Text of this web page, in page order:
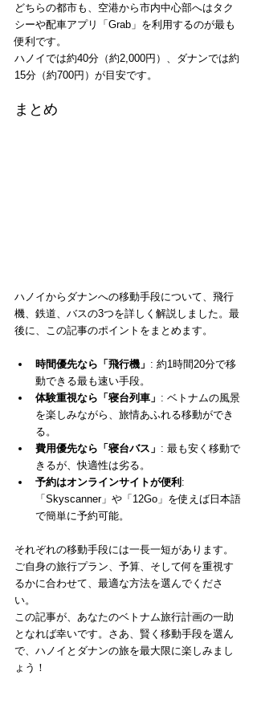
どちらの都市も、空港から市内中心部へはタク
シーや配車アプリ「Grab」を利用するのが最も
便利です。
ハノイでは約40分（約2,000円）、ダナンでは約
15分（約700円）が目安です。
まとめ
ハノイからダナンへの移動手段について、飛行
機、鉄道、バスの3つを詳しく解説しました。最
後に、この記事のポイントをまとめます。
時間優先なら「飛行機」 : 約1時間20分で移
動できる最も速い手段。
体験重視なら「寝台列車」 : ベトナムの風景
を楽しみながら、旅情あふれる移動ができ
る。
費用優先なら「寝台バス」 : 最も安く移動で
きるが、快適性は劣る。
予約はオンラインサイトが便利 :
「Skyscanner」や「12Go」を使えば日本語
で簡単に予約可能。
それぞれの移動手段には一長一短があります。
ご自身の旅行プラン、予算、そして何を重視す
るかに合わせて、最適な方法を選んでくださ
い。
この記事が、あなたのベトナム旅行計画の一助
となれば幸いです。さあ、賢く移動手段を選ん
で、ハノイとダナンの旅を最大限に楽しみまし
ょう！